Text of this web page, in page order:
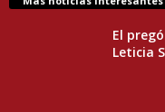
El
Leticia